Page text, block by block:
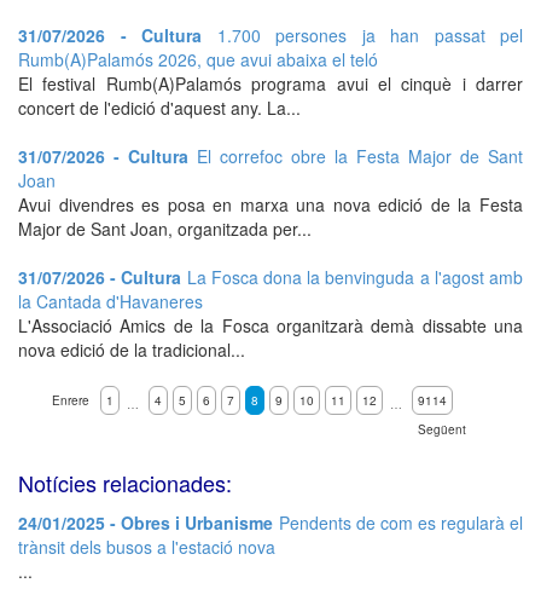
31/07/2026 - Cultura 1.700 persones ja han passat pel
Rumb(A)Palamós 2026, que avui abaixa el teló
El festival Rumb(A)Palamós programa avui el cinquè i darrer
concert de l'edició d'aquest any. La...
31/07/2026 - Cultura El correfoc obre la Festa Major de Sant
Joan
Avui divendres es posa en marxa una nova edició de la Festa
Major de Sant Joan, organitzada per...
31/07/2026 - Cultura La Fosca dona la benvinguda a l'agost amb
la Cantada d'Havaneres
L'Associació Amics de la Fosca organitzarà demà dissabte una
nova edició de la tradicional...
Enrere 1 … 4 5 6 7 8 9 10 11 12 …
9114
Següent
Notícies relacionades:
24/01/2025 - Obres i Urbanisme Pendents de com es regularà el
trànsit dels busos a l'estació nova
...